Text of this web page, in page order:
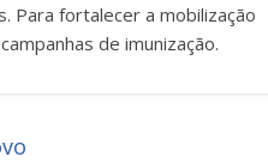
Para fortalecer a mobilização
de imunização.